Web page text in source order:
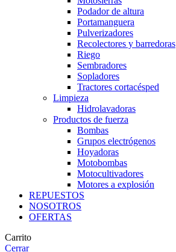
Podador de altura
Portamanguera
Pulverizadores
Recolectores y barredoras
Riego
Sembradores
Sopladores
Tractores cortacésped
Limpieza
Hidrolavadoras
Productos de fuerza
Bombas
Grupos electrógenos
Hoyadoras
Motobombas
Motocultivadores
Motores a explosión
REPUESTOS
NOSOTROS
OFERTAS
Carrito
Cerrar